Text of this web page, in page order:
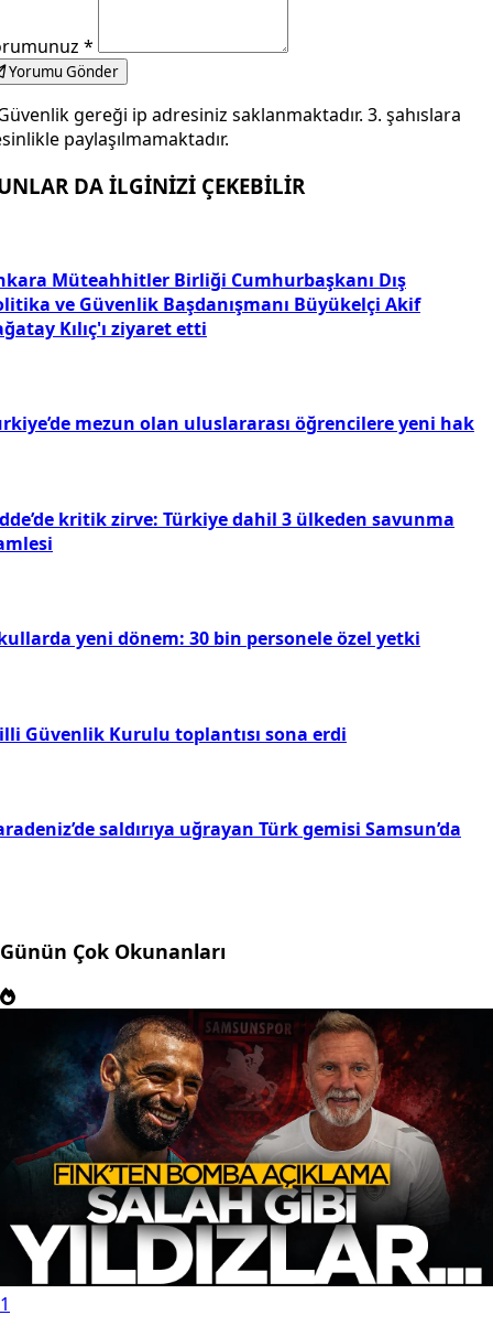
*
Yorumu Gönder
gereği ip adresiniz saklanmaktadır. 3. şahıslara
paylaşılmamaktadır.
DA İLGİNİZİ ÇEKEBİLİR
Müteahhitler Birliği Cumhurbaşkanı Dış
ve Güvenlik Başdanışmanı Büyükelçi Akif
Kılıç'ı ziyaret etti
mezun olan uluslararası öğrencilere yeni hak
kritik zirve: Türkiye dahil 3 ülkeden savunma
yeni dönem: 30 bin personele özel yetki
Güvenlik Kurulu toplantısı sona erdi
saldırıya uğrayan Türk gemisi Samsun’da
Günün Çok Okunanları
1